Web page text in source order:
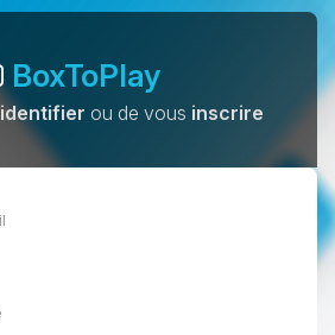
BoxToPlay
identifier ou de vous inscrire